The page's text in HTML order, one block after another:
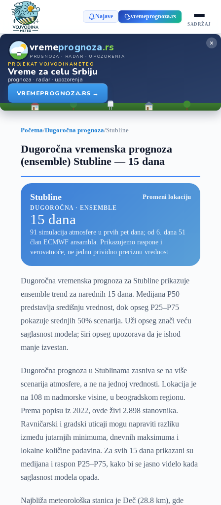
Najave vremeprognoza.rs
SADRŽAJ
vremeprognoza.rs
PROGNOZA · RADAR · UPOZORENJA
PROJEKAT VOJVODINAMETEO
Vreme za celu Srbiju
prognoza · radar · upozorenja
VREMEPROGNOZA.RS →
×
Početna/Dugoročna prognoza/Stubline
Dugoročna vremenska prognoza
(ensemble) Stubline — 15 dana
Stubline Promeni lokaciju
DUGOROČNA · ENSEMBLE
15 dana
91 simulacija atmosfere u prvih pet dana; od 6. dana 51
član ECMWF ansambla. Prikazujemo raspone i
verovatnoće, ne jednu prividno preciznu vrednost.
Dugoročna vremenska prognoza za Stubline prikazuje
ensemble trend za narednih 15 dana. Medijana P50
predstavlja središnju vrednost, dok opseg P25–P75
pokazuje srednjih 50% scenarija. Uži opseg znači veću
saglasnost modela; širi opseg upozorava da je ishod
manje izvestan.
Dugoročna prognoza u Stublinama zasniva se na više
scenarija atmosfere, a ne na jednoj vrednosti. Lokacija je
na 108 m nadmorske visine, u beogradskom regionu.
Prema popisu iz 2022, ovde živi 2.898 stanovnika.
Ravničarski i gradski uticaji mogu napraviti razliku
između jutarnjih minimuma, dnevnih maksimuma i
lokalne količine padavina. Za svih 15 dana prikazani su
medijana i raspon P25–P75, kako bi se jasno videlo kada
saglasnost modela opada.
Najbliža meteorološka stanica je Deč (28.8 km), gde